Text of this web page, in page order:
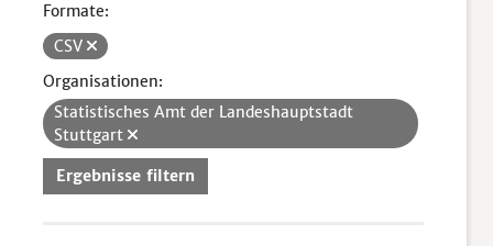
Formate:
CSV
Organisationen:
Statistisches Amt der Landeshauptstadt
Stuttgart
Ergebnisse filtern